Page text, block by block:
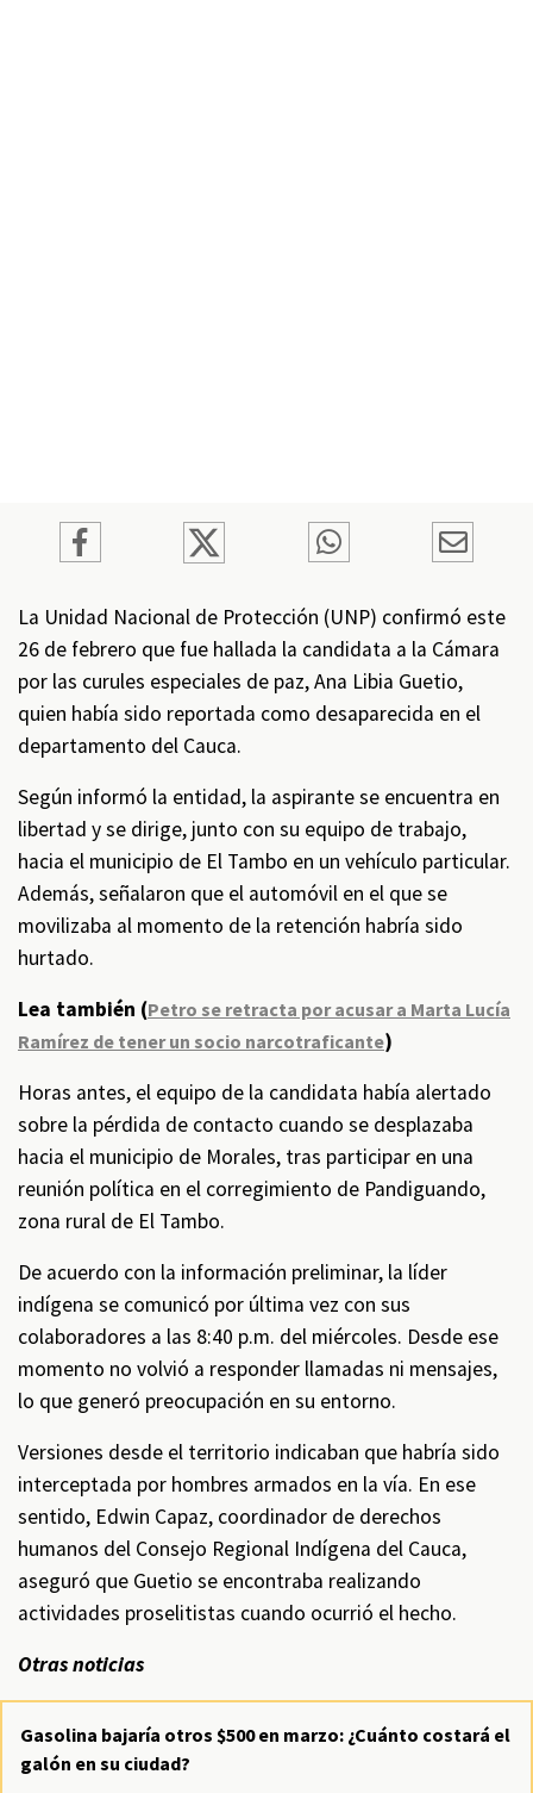
La Unidad Nacional de Protección (UNP) confirmó este
26 de febrero que fue hallada la candidata a la Cámara
por las curules especiales de paz, Ana Libia Guetio,
quien había sido reportada como desaparecida en el
departamento del Cauca.
Según informó la entidad, la aspirante se encuentra en
libertad y se dirige, junto con su equipo de trabajo,
hacia el municipio de El Tambo en un vehículo particular.
Además, señalaron que el automóvil en el que se
movilizaba al momento de la retención habría sido
hurtado.
Lea también (Petro se retracta por acusar a Marta Lucía
Ramírez de tener un socio narcotraficante)
Horas antes, el equipo de la candidata había alertado
sobre la pérdida de contacto cuando se desplazaba
hacia el municipio de Morales, tras participar en una
reunión política en el corregimiento de Pandiguando,
zona rural de El Tambo.
De acuerdo con la información preliminar, la líder
indígena se comunicó por última vez con sus
colaboradores a las 8:40 p.m. del miércoles. Desde ese
momento no volvió a responder llamadas ni mensajes,
lo que generó preocupación en su entorno.
Versiones desde el territorio indicaban que habría sido
interceptada por hombres armados en la vía. En ese
sentido, Edwin Capaz, coordinador de derechos
humanos del Consejo Regional Indígena del Cauca,
aseguró que Guetio se encontraba realizando
actividades proselitistas cuando ocurrió el hecho.
Otras noticias
Gasolina bajaría otros $500 en marzo: ¿Cuánto costará el
galón en su ciudad?